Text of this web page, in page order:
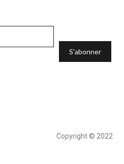
Copyright © 2022